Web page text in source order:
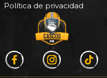
Política de privacidad